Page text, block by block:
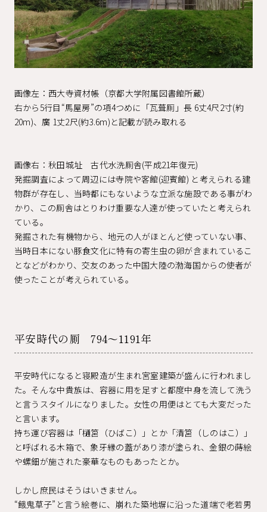
画像左：西大寺資材帳（京都大学附属図書館所蔵）
右から5行目“馬屋房”の項4つめに「瓦葺厠」長 6丈4尺2寸(約
20m)、廣 1丈2尺(約3.6m)と記載が読み取れる
画像右：秋田城址 古代水洗厠舎(平成21年復元)
発掘調査によって周辺には寺院や客館(迎賓館) と考えられる建
物群が存在し、当時都にもないような立派な施設である事がわ
かり、この厠舎はとりわけ重要な人達が使っていたと考えられ
ている。
発掘された有機物から、地元の人がほとんど使っていない事、
当時日本にない豚食文化に特有の寄生虫の卵が含まれているこ
となどがわかり、交友のあった中国大陸の渤海国からの使者が
使ったことが考えられている。
平安時代の厠 794～1191年
平安時代になると寝殿造が生まれ宮室建築が盛んに行われまし
た。そんな中貴族は、容器に用を足すと都度中身を流して洗う
と言うスタイルになりました。女性の用便はとても大変だった
と言います。
持ち運び容器は「樋筥（ひばこ）」とか「清筥（しのはこ）」
と呼ばれる木箱で、象牙縁の蓋があり漆が塗られ、金銀の蒔絵
や螺鈿が施された豪華なものもあったとか。
しかし庶民はそうはいきません。
“餓鬼草子”と言う絵巻に、崩れた築地塀に沿った道端で老若男